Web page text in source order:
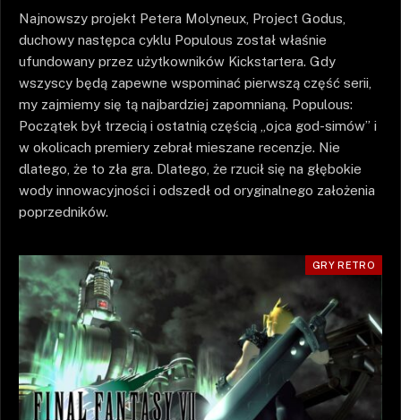
Najnowszy projekt Petera Molyneux, Project Godus,
duchowy następca cyklu Populous został właśnie
ufundowany przez użytkowników Kickstartera. Gdy
wszyscy będą zapewne wspominać pierwszą część serii,
my zajmiemy się tą najbardziej zapomnianą. Populous:
Początek był trzecią i ostatnią częścią „ojca god-simów” i
w okolicach premiery zebrał mieszane recenzje. Nie
dlatego, że to zła gra. Dlatego, że rzucił się na głębokie
wody innowacyjności i odszedł od oryginalnego założenia
poprzedników.
GRY RETRO